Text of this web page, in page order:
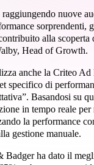
raggiungendo nuove
sorprendenti,
alla scoperta
Head of Growth.
anche la Criteo Ad
specifico di
Basandosi su
in tempo reale
la performance
gestione manuale.
ha dato il